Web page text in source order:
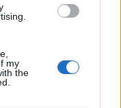
my
the
e Budroni;
il passo…
Atalanta